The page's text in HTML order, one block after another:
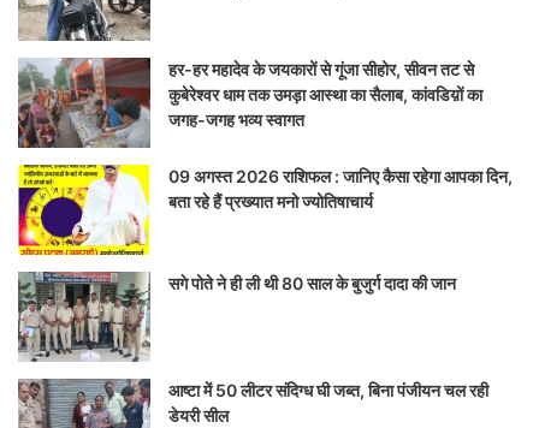
हर-हर महादेव के जयकारों से गूंजा सीहोर, सीवन तट से
कुबेरेश्वर धाम तक उमड़ा आस्था का सैलाब, कांवडिय़ों का
जगह-जगह भव्य स्वागत
09 अगस्त 2026 राशिफल : जानिए कैसा रहेगा आपका दिन,
बता रहे हैं प्रख्यात मनो ज्योतिषाचार्य
सगे पोते ने ही ली थी 80 साल के बुजुर्ग दादा की जान
आष्टा में 50 लीटर संदिग्ध घी जब्त, बिना पंजीयन चल रही
डेयरी सील